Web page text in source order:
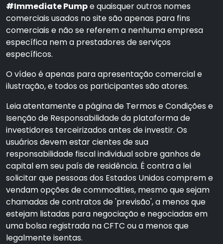
#Immediate Pumpe quaisquer outros nomes
comerciais usados no site são apenas para fins
comerciais e não se referem a nenhuma empresa
específica nem a prestadores de serviços
específicos.
O vídeo é apenas para apresentação comercial e
ilustração, e todos os participantes são atores.
Leia atentamente a página de Termos e Condições e
Isenção de Responsabilidade da plataforma de
investidores terceirizados antes de investir. Os
usuários devem estar cientes de sua
responsabilidade fiscal individual sobre ganhos de
capital em seu país de residência. É contra a lei
solicitar que pessoas dos Estados Unidos comprem e
vendam opções de commodities, mesmo que sejam
chamadas de contratos de 'previsão', a menos que
estejam listadas para negociação e negociadas em
uma bolsa registrada na CFTC ou a menos que
legalmente isentas.